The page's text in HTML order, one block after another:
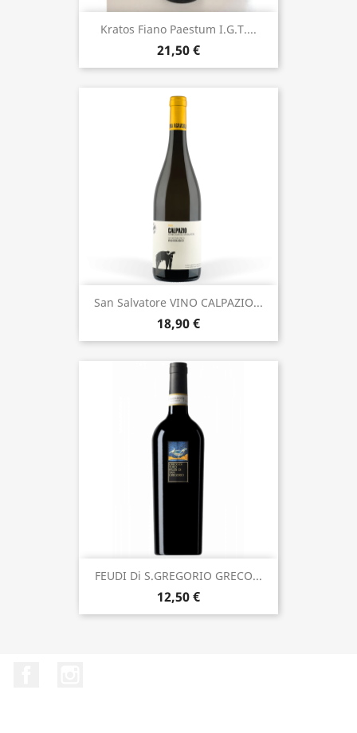
Kratos Fiano Paestum I.G.T....
21,50 €
San Salvatore VINO CALPAZIO...
18,90 €
FEUDI Di S.GREGORIO GRECO...
12,50 €